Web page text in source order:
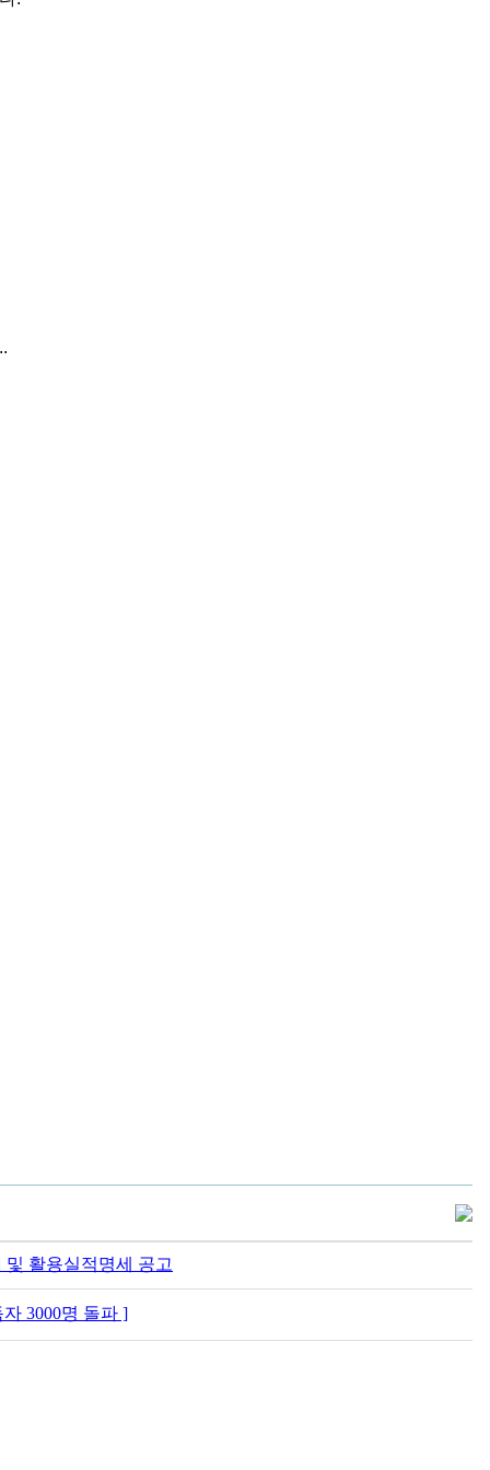
및 활용실적명세 공고
3000명 돌파 ]